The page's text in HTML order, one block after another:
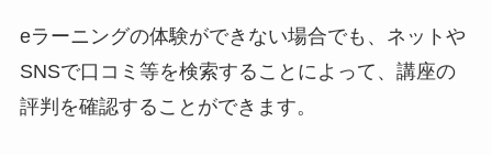
eラーニングの体験ができない場合でも、ネットや
SNSで口コミ等を検索することによって、講座の
評判を確認することができます。